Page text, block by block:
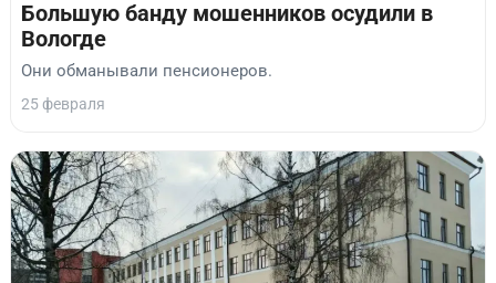
Большую банду мошенников осудили в
Вологде
Они обманывали пенсионеров.
25 февраля